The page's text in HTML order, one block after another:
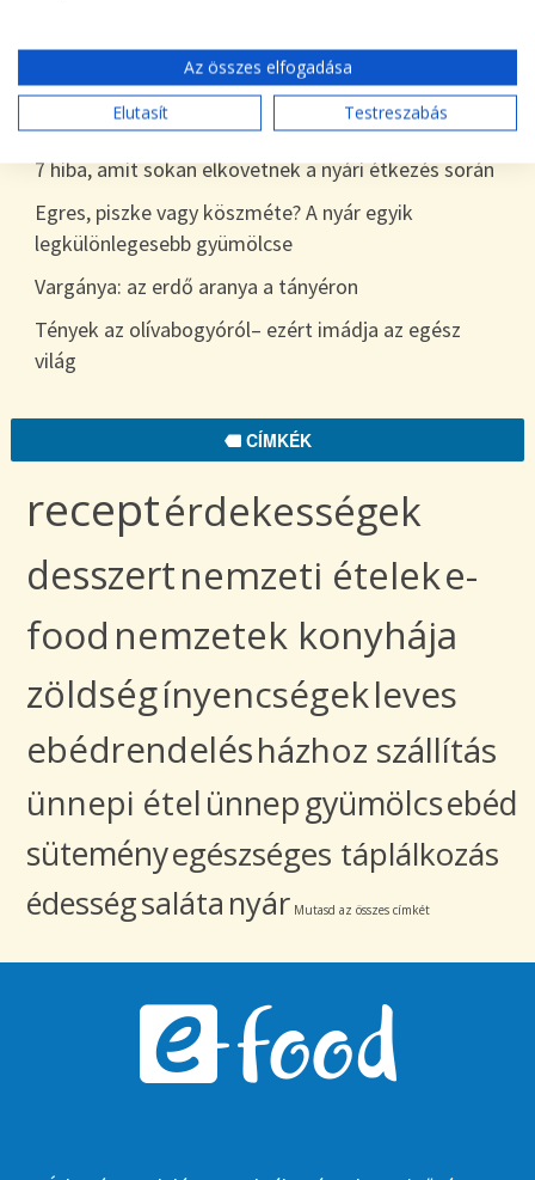
desszert
Tökszezon: sokoldalú alapanyagok a nyártól
egészen télig
7 hiba, amit sokan elkövetnek a nyári étkezés során
Egres, piszke vagy köszméte? A nyár egyik
legkülönlegesebb gyümölcse
Vargánya: az erdő aranya a tányéron
Tények az olívabogyóról– ezért imádja az egész
világ
CÍMKÉK
receptérdekességek
desszertnemzeti ételeke-
food nemzetek konyhája
zöldségínyencségekleves
ebédrendelésházhoz szállítás
ünnepi ételünnepgyümölcsebéd
süteményegészséges táplálkozás
édességsaláta nyár Mutasd az összes címkét
Az összes elfogadása
Elutasít
Testreszabás